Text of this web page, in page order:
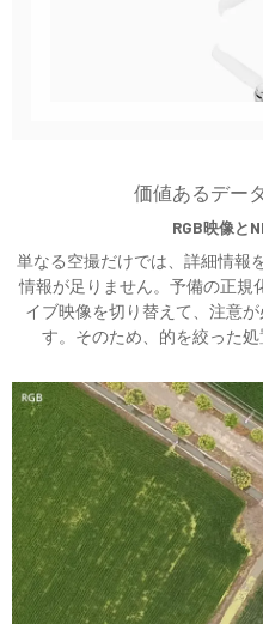
価値あるデー
RGB映像と
単なる空撮だけでは、詳細情報
情報が足りません。予備の正規
イブ映像を切り替えて、注意
す。そのため、的を絞った処